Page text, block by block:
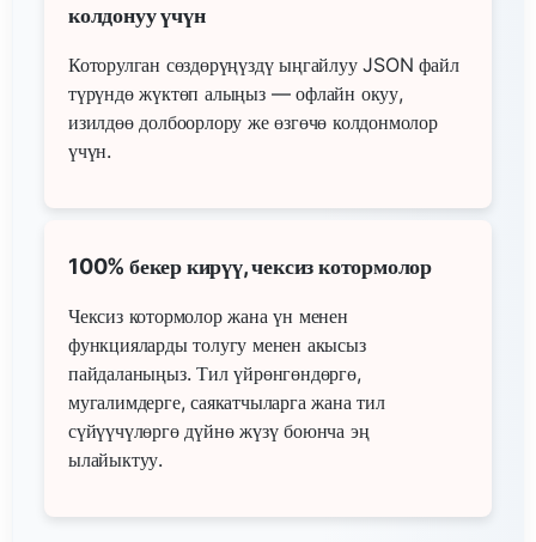
колдонуу үчүн
Которулган сөздөрүңүздү ыңгайлуу JSON файл
түрүндө жүктөп алыңыз — офлайн окуу,
изилдөө долбоорлору же өзгөчө колдонмолор
үчүн.
100% бекер кирүү, чексиз котормолор
Чексиз котормолор жана үн менен
функцияларды толугу менен акысыз
пайдаланыңыз. Тил үйрөнгөндөргө,
мугалимдерге, саякатчыларга жана тил
сүйүүчүлөргө дүйнө жүзү боюнча эң
ылайыктуу.